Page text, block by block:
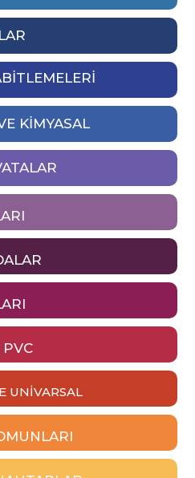
KIMYASAL
PVC
UNIVARSAL